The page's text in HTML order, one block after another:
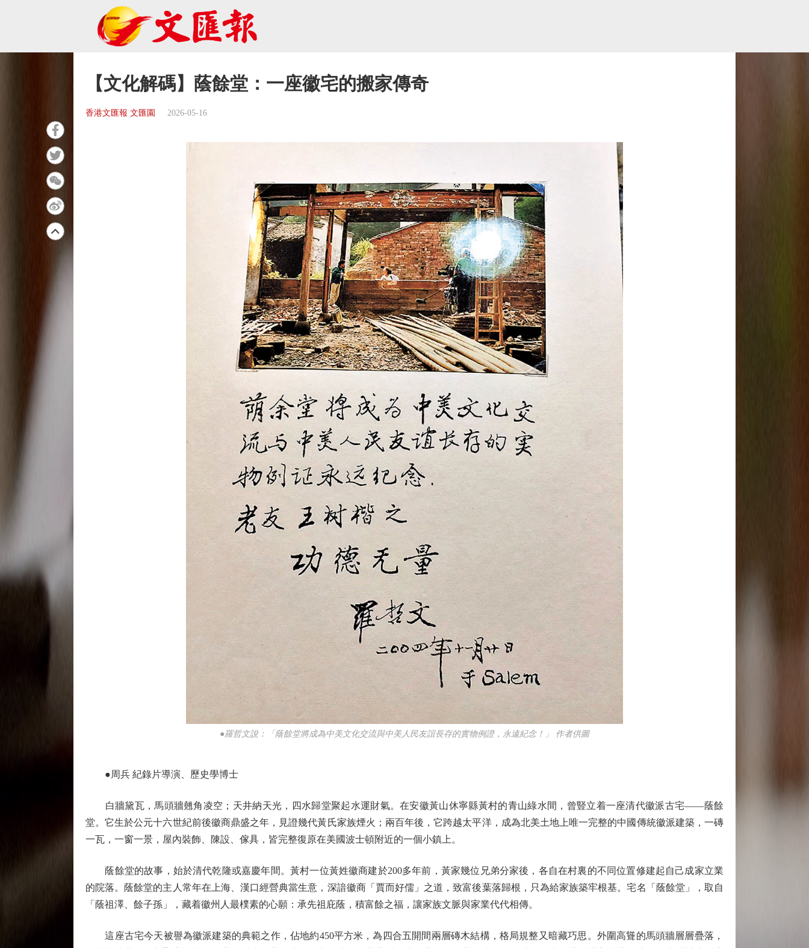
【文化解碼】蔭餘堂：一座徽宅的搬家傳奇
香港文匯報 文匯園 2026-05-16
●羅哲文說：「蔭餘堂將成為中美文化交流與中美人民友誼長存的實物例證，永遠紀念！」 作者供圖
●周兵 紀錄片導演、歷史學博士
白牆黛瓦，馬頭牆翹角凌空；天井納天光，四水歸堂聚起水運財氣。在安徽黃山休寧縣黃村的青山綠水間，曾豎立着一座清代徽派古宅——蔭餘
堂。它生於公元十六世紀前後徽商鼎盛之年，見證幾代黃氏家族煙火；兩百年後，它跨越太平洋，成為北美土地上唯一完整的中國傳統徽派建築，一磚
一瓦，一窗一景，屋內裝飾、陳設、傢具，皆完整復原在美國波士頓附近的一個小鎮上。
蔭餘堂的故事，始於清代乾隆或嘉慶年間。黃村一位黃姓徽商建於200多年前，黃家幾位兄弟分家後，各自在村裏的不同位置修建起自己成家立業
的院落。蔭餘堂的主人常年在上海、漢口經營典當生意，深諳徽商「賈而好儒」之道，致富後葉落歸根，只為給家族築牢根基。宅名「蔭餘堂」，取自
「蔭祖澤、餘子孫」，藏着徽州人最樸素的心願：承先祖庇蔭，積富餘之福，讓家族文脈與家業代代相傳。
這座古宅今天被譽為徽派建築的典範之作，佔地約450平方米，為四合五開間兩層磚木結構，格局規整又暗藏巧思。外圍高聳的馬頭牆層層疊落，